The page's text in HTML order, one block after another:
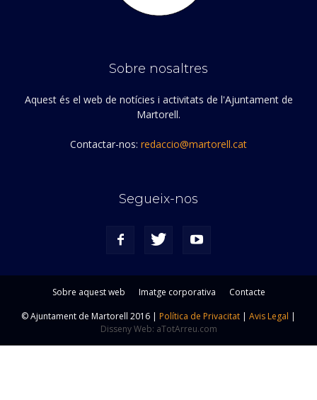
Sobre nosaltres
Aquest és el web de notícies i activitats de l'Ajuntament de
Martorell.
Contactar-nos: redaccio@martorell.cat
Segueix-nos
Sobre aquest web Imatge corporativa
Contacte
© Ajuntament de Martorell 2016 | Política de Privacitat Avis Legal
Disseny Web: aTotArreu.com